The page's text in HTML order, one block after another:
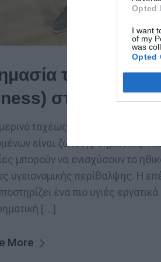
Opted
I want
of my
was
Opted
της
στη
ταχέως εξελισσόμενο
είναι ζωτικής σημασίας.
μπορούν να ενισχύσουν το
υγειονομικής περίθαλψης. Η
ένα πιο υγιές
[…]
More